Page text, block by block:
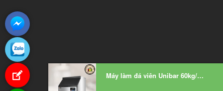
Máy làm đá viên Unibar 60kg/24h UBM-60